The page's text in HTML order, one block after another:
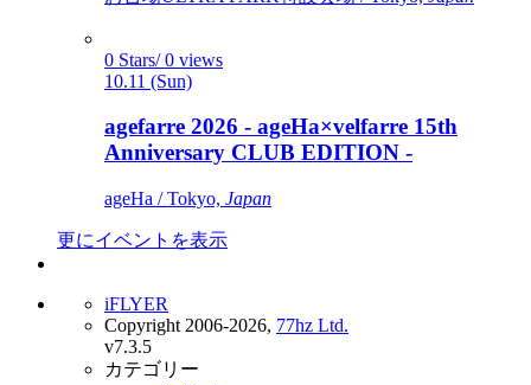
0 Stars/ 0 views
10.11 (Sun)
agefarre 2026 - ageHa×velfarre 15th
Anniversary CLUB EDITION -
ageHa / Tokyo, Japan
更にイベントを表示
iFLYER
Copyright 2006-2026, 77hz Ltd.
v7.3.5
カテゴリー